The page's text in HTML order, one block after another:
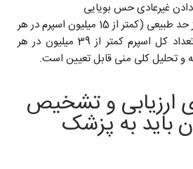
غیرعادی حس بویایی
تعداد اسپرم کمتر از حد طبیعی (کمتر از 15 میلیون اسپرم در هر
میلی ‌لیتر منی یا تعداد کل اسپرم کمتر از 39 میلیون در هر
و تحلیل کلی منی قابل تعیین است.
ارزیابی و تشخیص
باید به پزشک